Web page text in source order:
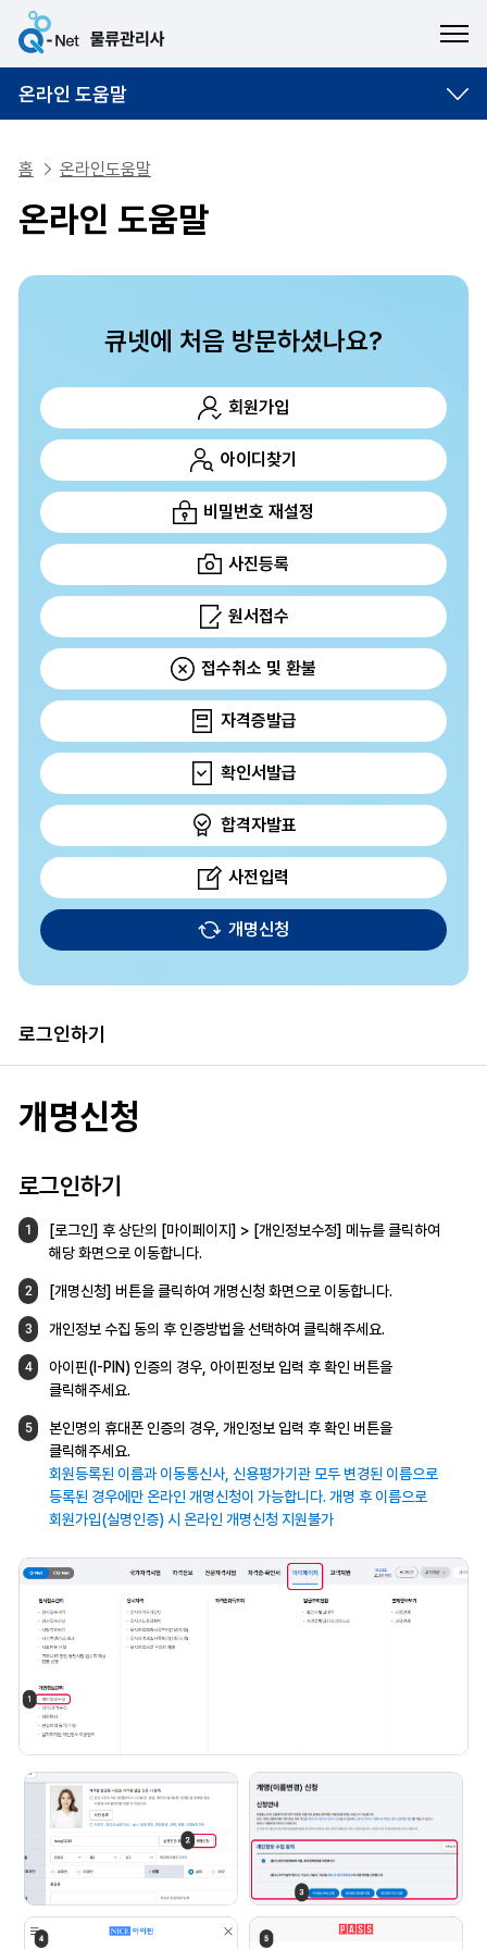
온라인 도움말
홈 온라인도움말
온라인 도움말
큐넷에 처음 방문하셨나요?
회원가입
아이디찾기
비밀번호 재설정
사진등록
원서접수
접수취소 및 환불
자격증발급
확인서발급
합격자발표
사전입력
개명신청
로그인하기
개명신청
로그인하기
1 [로그인] 후 상단의 [마이페이지] > [개인정보수정] 메뉴를 클릭하여
해당 화면으로 이동합니다.
2 [개명신청] 버튼을 클릭하여 개명신청 화면으로 이동합니다.
3 개인정보 수집 동의 후 인증방법을 선택하여 클릭해주세요.
4 아이핀(I-PIN) 인증의 경우, 아이핀정보 입력 후확인 버튼을
클릭해주세요.
5 본인명의 휴대폰 인증의 경우, 개인정보 입력 후 확인 버튼을
클릭해주세요.
회원등록된 이름과 이동통신사, 신용평가기관 모두 변경된 이름으로
등록된 경우에만 온라인 개명신청이 가능합니다. 개명 후 이름으로
회원가입(실명인증) 시 온라인 개명신청 지원불가